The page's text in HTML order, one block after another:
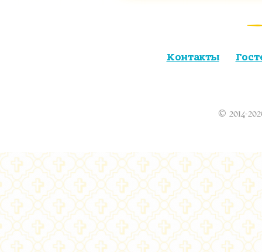
Контакты
© 2014-